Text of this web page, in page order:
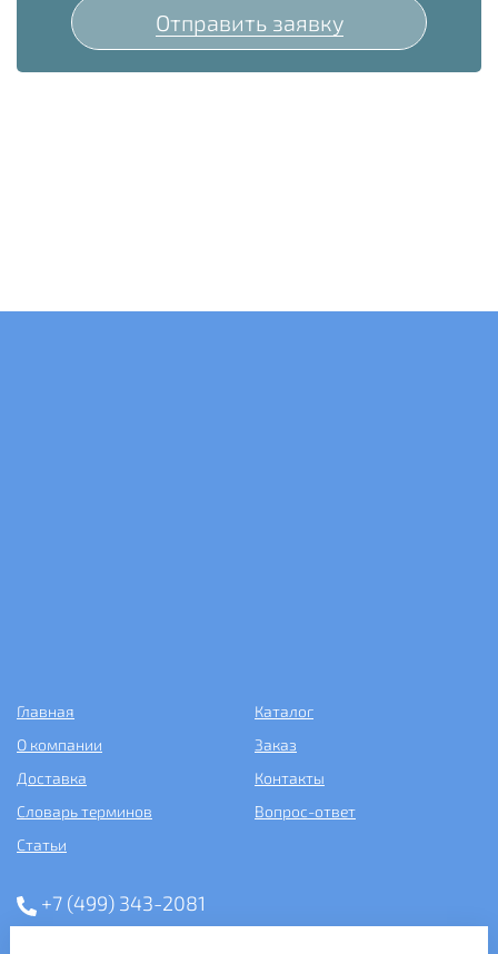
Отправить заявку
Главная
Каталог
О компании
Заказ
Доставка
Контакты
Словарь терминов
Вопрос-ответ
Статьи
+7 (499) 343-2081